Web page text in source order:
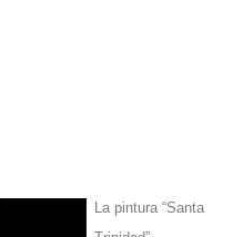
La pintura “Santa